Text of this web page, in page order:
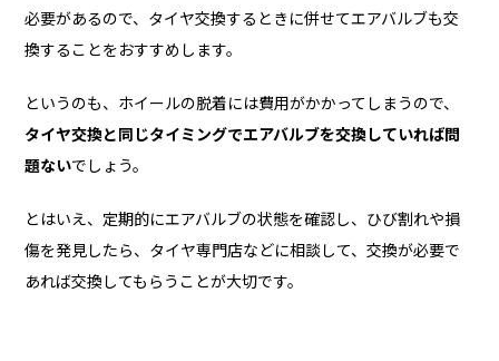
必要があるので、タイヤ交換するときに併せてエアバルブも交
換することをおすすめします。
というのも、ホイールの脱着には費用がかかってしまうので、
タイヤ交換と同じタイミングでエアバルブを交換していれば問
題ないでしょう。
とはいえ、定期的にエアバルブの状態を確認し、ひび割れや損
傷を発見したら、タイヤ専門店などに相談して、交換が必要で
あれば交換してもらうことが大切です。